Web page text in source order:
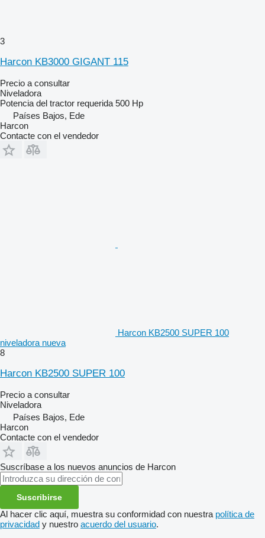
3
Harcon KB3000 GIGANT 115
Precio a consultar
Niveladora
Potencia del tractor requerida 500 Hp
Países Bajos, Ede
Harcon
Contacte con el vendedor
Harcon KB2500 SUPER 100
niveladora nueva
8
Harcon KB2500 SUPER 100
Precio a consultar
Niveladora
Países Bajos, Ede
Harcon
Contacte con el vendedor
Suscríbase a los nuevos anuncios de Harcon
Suscribirse
Al hacer clic aquí, muestra su conformidad con nuestra política de
privacidad y nuestro acuerdo del usuario.